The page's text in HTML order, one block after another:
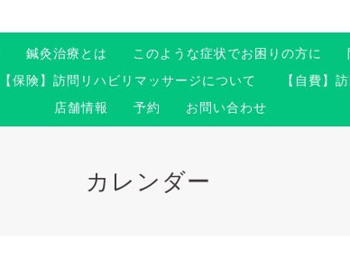
鍼灸治療とは このような症状でお困りの方に
【保険】訪問リハビリマッサージについて 【自費】
店舗情報
予約 お問い合わせ
カレンダー